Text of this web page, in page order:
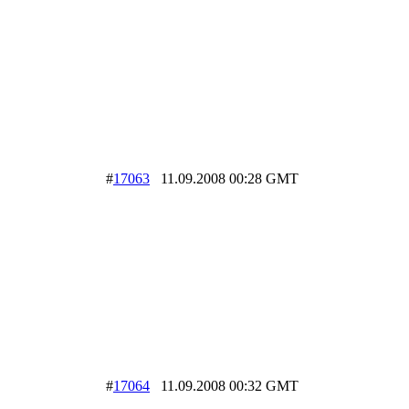
#17063 11.09.2008 00:28 GMT
#17064 11.09.2008 00:32 GMT